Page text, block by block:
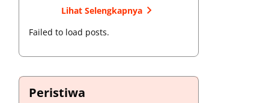
Lihat Selengkapnya
Failed to load posts.
Peristiwa